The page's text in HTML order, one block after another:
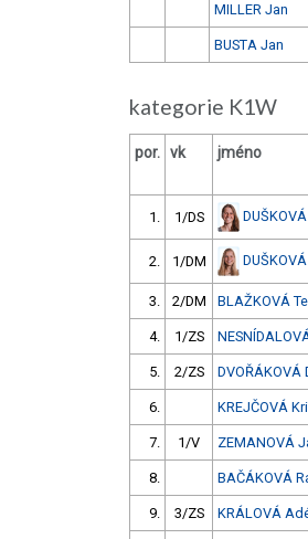
MILLER Jan
BUSTA Jan
kategorie K1W
por. vk jméno
1. 1/DS
2. 1/DM
3. 2/DM BLAŽKOVÁ
4. 1/ZS
5. 2/ZS DVOŘÁKOVÁ
6. KREJČOVÁ
7. 1/V ZEMANOVÁ
8. BAČÁKOVÁ
9. 3/ZS KRÁLOVÁ